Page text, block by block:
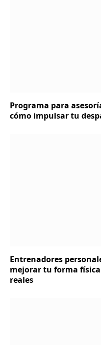
Programa para
cómo impulsar tu
Entrenadores
mejorar tu forma
reales